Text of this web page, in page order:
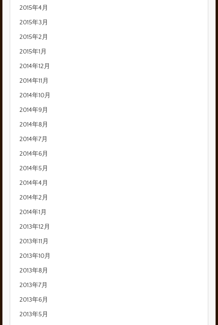
2015年4月
2015年3月
2015年2月
2015年1月
2014年12月
2014年11月
2014年10月
2014年9月
2014年8月
2014年7月
2014年6月
2014年5月
2014年4月
2014年2月
2014年1月
2013年12月
2013年11月
2013年10月
2013年8月
2013年7月
2013年6月
2013年5月